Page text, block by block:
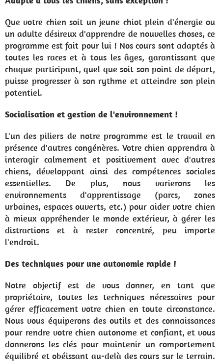
Que votre chien soit un jeune chiot plein d'énergie ou
un adulte désireux d'apprendre de nouvelles choses, ce
programme est fait pour lui ! Nos cours sont adaptés à
toutes les races et à tous les âges, garantissant que
chaque participant, quel que soit son point de départ,
puisse progresser à son rythme et atteindre son plein
potentiel.
Socialisation et gestion de l'environnement !
L'un des piliers de notre programme est le travail en
présence d'autres congénères. Votre chien apprendra à
interagir calmement et positivement avec d'autres
chiens, développant ainsi des compétences sociales
essentielles. De plus, nous varierons les
environnements d'apprentissage (parcs, zones
urbaines, espaces ouverts, etc.) pour aider votre chien
à mieux appréhender le monde extérieur, à gérer les
distractions et à rester concentré, peu importe
l'endroit.
Des techniques pour une autonomie rapide !
Notre objectif est de vous donner, en tant que
propriétaire, toutes les techniques nécessaires pour
gérer efficacement votre chien en toute circonstance.
Nous vous équiperons des outils et des connaissances
pour rendre votre chien autonome et confiant, et vous
donnerons les clés pour maintenir un comportement
équilibré et obéissant au-delà des cours sur le terrain.